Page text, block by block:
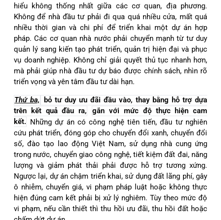
hiểu không thống nhất giữa các cơ quan, địa phương.
Không để nhà đầu tư phải đi qua quá nhiều cửa, mất quá
nhiều thời gian và chi phí để triển khai một dự án hợp
pháp. Các cơ quan nhà nước phải chuyển mạnh từ tư duy
quản lý sang kiến tạo phát triển, quản trị hiện đại và phục
vụ doanh nghiệp. Không chỉ giải quyết thủ tục nhanh hơn,
mà phải giúp nhà đầu tư dự báo được chính sách, nhìn rõ
triển vọng và yên tâm đầu tư dài hạn.
Thứ ba, bỏ tư duy ưu đãi đầu vào, thay bằng hỗ trợ dựa
trên kết quả đầu ra,
gắn với mức độ thực hiện cam
kết. Những dự án có công nghệ tiên tiến, đầu tư nghiên
cứu phát triển, đóng góp cho chuyển đổi xanh, chuyển đổi
số, đào tạo lao động Việt Nam, sử dụng nhà cung ứng
trong nước, chuyển giao công nghệ, tiết kiệm đất đai, năng
lượng và giảm phát thải phải được hỗ trợ tương xứng.
Ngược lại, dự án chậm triển khai, sử dụng đất lãng phí, gây
ô nhiễm, chuyển giá, vi phạm pháp luật hoặc không thực
hiện đúng cam kết phải bị xử lý nghiêm. Tùy theo mức độ
vi phạm, nếu cần thiết thì thu hồi ưu đãi, thu hồi đất hoặc